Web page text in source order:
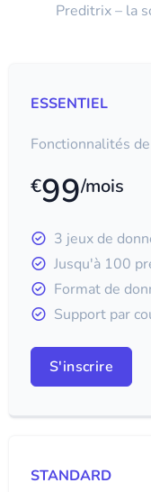
Preditrix – la
ESSENTIEL
Fonctionnalités
€99/mois
3 jeux de
Jusqu'à 100
Format de
Support par
S'inscrire
STANDARD